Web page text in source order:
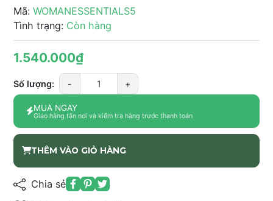
Mã: WOMANESSENTIALS5
Tình trạng: Còn hàng
1.540.000₫
Số lượng: - +
MUA NGAY
Giao hàng tận nơi và kiểm tra hàng trước thanh toán
THÊM VÀO GIỎ HÀNG
Chia sẻ